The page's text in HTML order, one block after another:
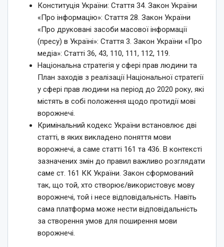
Конституція України: Стаття 34. Закон України
«Про інформацію»: Стаття 28. Закон України
«Про друковані засоби масової інформації
(пресу) в Україні»: Стаття 3. Закон України «Про
медіа»: Статті 36, 43, 110, 111, 112, 119.
Національна стратегія у сфері прав людини та
План заходів з реалізації Національної стратегії
у сфері прав людини на період до 2020 року, які
містять в собі положення щодо протидії мові
ворожнечі.
Кримінальний кодекс України встановлює дві
статті, в яких викладено поняття мови
ворожнечі, а саме статті 161 та 436. В контексті
зазначених змін до правил важливо розглядати
саме ст. 161 КК України. Закон сформований
так, що той, хто створює/використовує мову
ворожнечі, той і несе відповідальність. Навіть
сама платформа може нести відповідальність
за створення умов для поширення мови
ворожнечі.